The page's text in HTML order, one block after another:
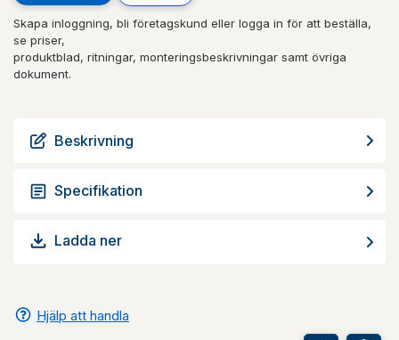
Skapa inloggning, bli företagskund eller logga in för att beställa,
se priser,
produktblad, ritningar, monteringsbeskrivningar samt övriga
dokument.
Beskrivning
Specifikation
Ladda ner
Hjälp att handla